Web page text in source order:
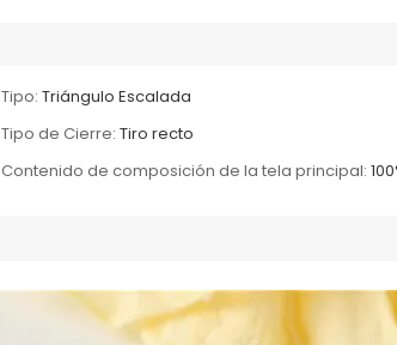
Tipo: Triángulo Escalada
Tipo de Cierre: Tiro recto
Contenido de composición de la tela principal: